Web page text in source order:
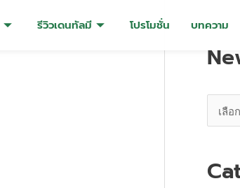
รีวิวเดนทัลมี โปรโมชั่น บทความ
e
w
A
i